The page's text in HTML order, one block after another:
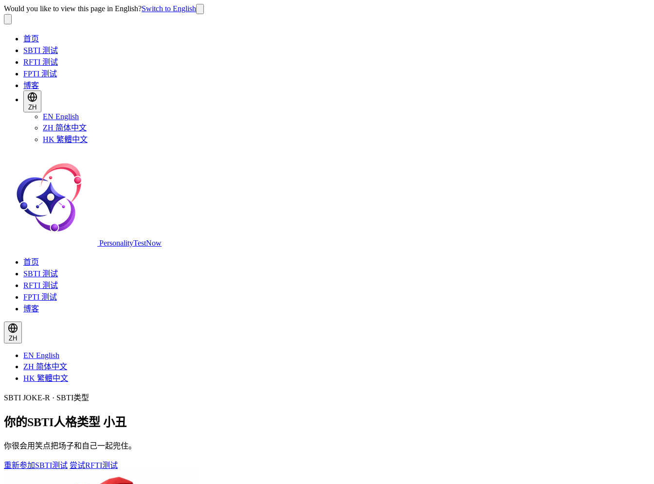
Would you like to view this page in English?Switch to English
首页
SBTI 测试
RFTI 测试
FPTI 测试
博客
ZH
EN English
ZH 简体中文
HK 繁體中文
PersonalityTestNow
首页
SBTI 测试
RFTI 测试
FPTI 测试
博客
ZH
EN English
ZH 简体中文
HK 繁體中文
SBTI JOKE-R · SBTI类型
你的SBTI人格类型 小丑
你很会用笑点把场子和自己一起兜住。
重新参加SBTI测试 尝试RFTI测试